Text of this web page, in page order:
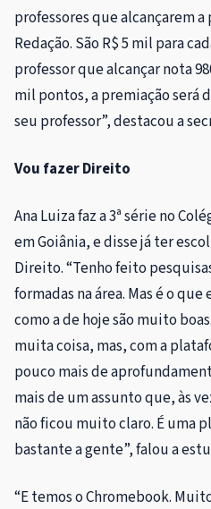
professores que alcançarem
Redação. São R$ 5 mil para
professor que alcançar nota
mil pontos, a premiação será
seu professor”, destacou a
Vou fazer Direito
Ana Luiza faz a 3ª série no
em Goiânia, e disse já ter
Direito. “Tenho feito
formadas na área. Mas é o que
como a de hoje são muito
muita coisa, mas, com a
pouco mais de
mais de um assunto que, às
não ficou muito claro. É uma
bastante a gente”, falou a
“E temos o Chromebook.